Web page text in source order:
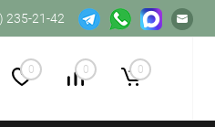
235-21-42
0 0 0